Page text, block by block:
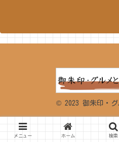
© 2023 御朱印・グ
メニュー ホーム 検索